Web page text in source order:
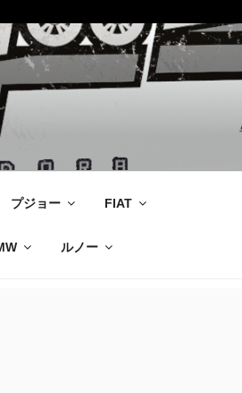
プジョー FIAT
ルノー